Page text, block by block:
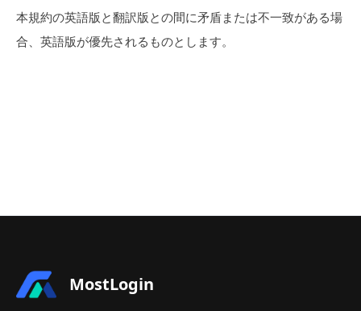
本規約の英語版と翻訳版との間に矛盾または不一致がある場
合、英語版が優先されるものとします。
MostLogin